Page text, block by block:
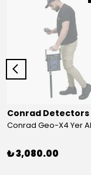
Conrad Detectors
₺ 3,080.00